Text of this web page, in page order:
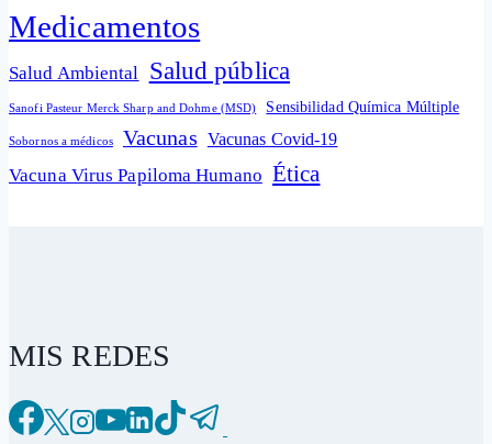
Medicamentos
Salud Ambiental Salud pública
Sanofi Pasteur Merck Sharp and Dohme (MSD) Sensibilidad Química Múltiple
Sobornos a médicos Vacunas Vacunas Covid-19
Vacuna Virus Papiloma Humano Ética
MIS REDES